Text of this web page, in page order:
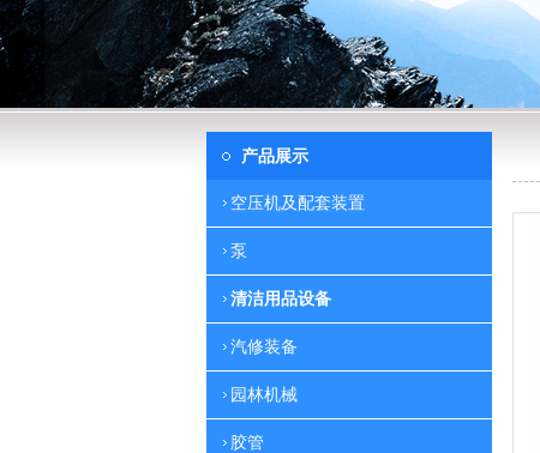
产品展示
空压机及配套装置
泵
清洁用品设备
汽修装备
园林机械
胶管